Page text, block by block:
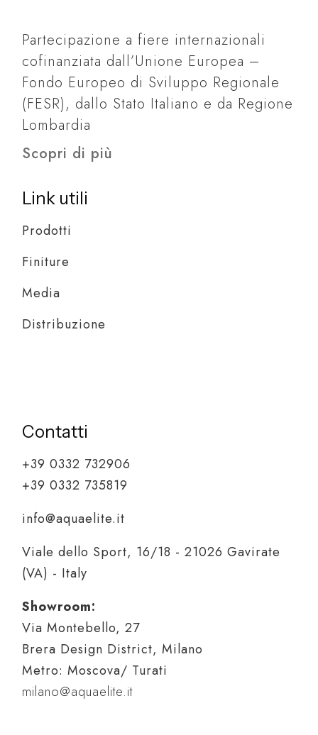
Partecipazione a fiere internazionali
cofinanziata dall’Unione Europea –
Fondo Europeo di Sviluppo Regionale
(FESR), dallo Stato Italiano e da Regione
Lombardia
Scopri di più
Link utili
Prodotti
Finiture
Media
Distribuzione
Contatti
+39 0332 732906
+39 0332 735819
info@aquaelite.it
Viale dello Sport, 16/18 - 21026 Gavirate
(VA) - Italy
Showroom:
Via Montebello, 27
Brera Design District, Milano
Metro: Moscova/ Turati
milano@aquaelite.it